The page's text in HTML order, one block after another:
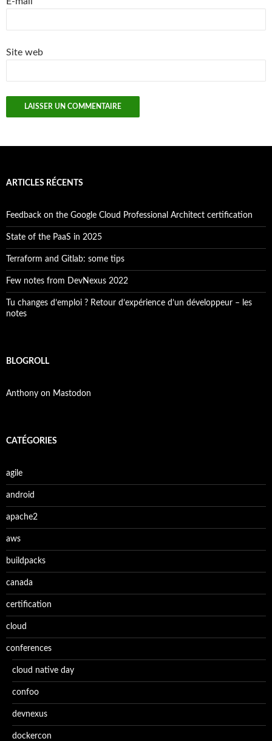
Site web
ARTICLES RÉCENTS
Feedback on the Google Cloud Professional Architect certification
State of the PaaS in 2025
Terraform and Gitlab: some tips
Few notes from DevNexus 2022
Tu changes d’emploi ? Retour d’expérience d’un développeur – les
notes
BLOGROLL
Anthony on Mastodon
CATÉGORIES
agile
android
apache2
aws
buildpacks
canada
certification
cloud
conferences
cloud native day
confoo
devnexus
dockercon